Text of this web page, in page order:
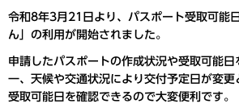
令和8年3月21日より、パスポート受取可能
ん」の利用が開始されました。
申請したパスポートの作成状況や受取可能
一、天候や交通状況により交付予定日が変
受取可能日を確認できるので大変便利です。